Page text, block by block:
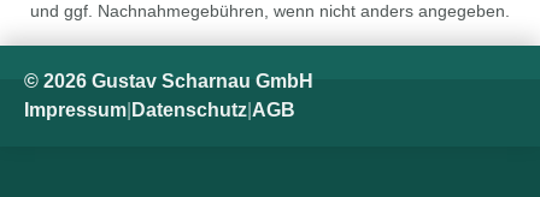
und ggf. Nachnahmegebühren, wenn nicht anders angegeben.
© 2026 Gustav Scharnau GmbH
Impressum Datenschutz AGB